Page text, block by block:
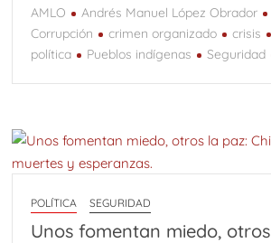
AMLO Andrés Manuel López Obrador
Corrupción
crimen organizado crisis
política
Pueblos indígenas Seguridad
POLÍTICA SEGURIDAD
Unos fomentan miedo,